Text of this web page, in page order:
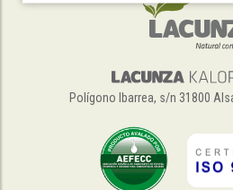
Polígono Ibarrea, s/n 31800